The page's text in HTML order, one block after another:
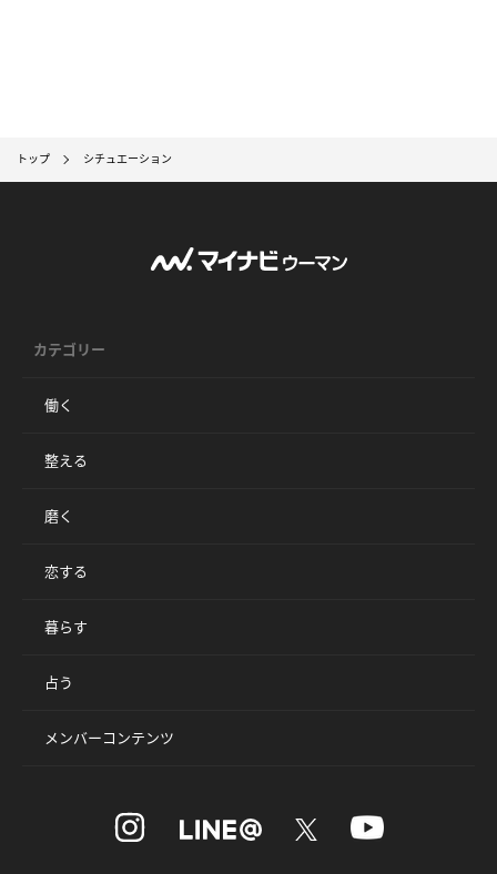
トップ シチュエーション
カテゴリー
働く
整える
磨く
恋する
暮らす
占う
メンバーコンテンツ